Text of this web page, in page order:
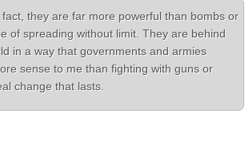
they are far more powerful than bombs or
of spreading without limit. They are behind
in a way that governments and armies
sense to me than fighting with guns or
change that lasts.